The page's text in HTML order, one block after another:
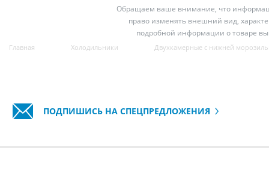
Обращаем ваше внимание, что
право изменять внешний вид,
подробной информации о товаре
Главная Холодильники Двухкамерные с нижней
ПОДПИШИСЬ НА СПЕЦПРЕДЛОЖЕНИЯ